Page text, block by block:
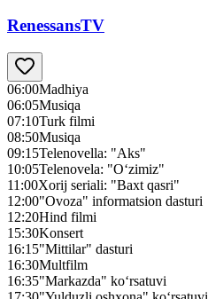
RenessansTV
06:00Madhiya
06:05Musiqa
07:10Turk filmi
08:50Musiqa
09:15Telenovella: "Aks"
10:05Telenovela: "O‘zimiz"
11:00Xorij seriali: "Baxt qasri"
12:00"Ovoza" informatsion dasturi
12:20Hind filmi
15:30Konsert
16:15"Mittilar" dasturi
16:30Multfilm
16:35"Markazda" ko‘rsatuvi